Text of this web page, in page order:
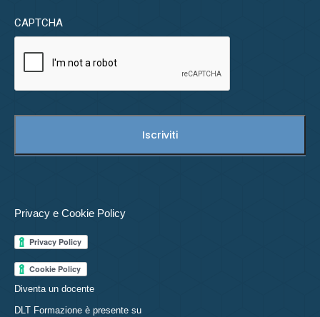
CAPTCHA
Privacy e Cookie Policy
Diventa un docente
DLT Formazione è presente su